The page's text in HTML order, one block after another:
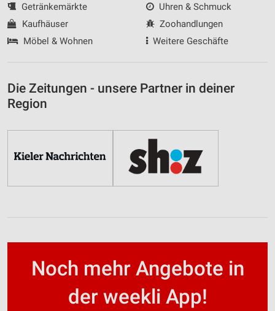
Getränkemärkte
Kaufhäuser
Möbel & Wohnen
Uhren & Schmuck
Zoohandlungen
Weitere Geschäfte
Die Zeitungen - unsere Partner in deiner
Region
Noch mehr Angebote in
der weekli App!